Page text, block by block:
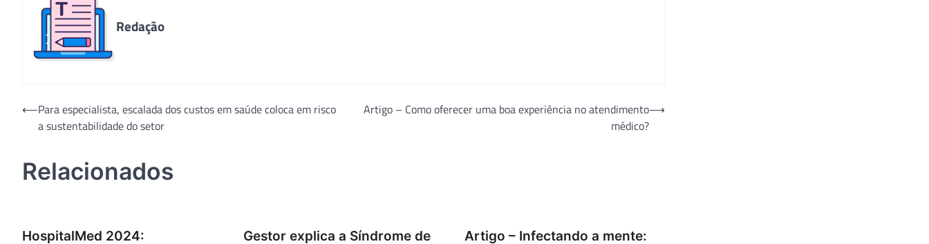
Redação
Navegação
⟵Para especialista, escalada dos custos em saúde coloca em risco
a sustentabilidade do setor
Artigo – Como oferecer uma boa experiência no atendimento
médico?
⟶
Relacionados
HospitalMed 2024:
Gestor explica a Síndrome de
Artigo – Infectando a mente: